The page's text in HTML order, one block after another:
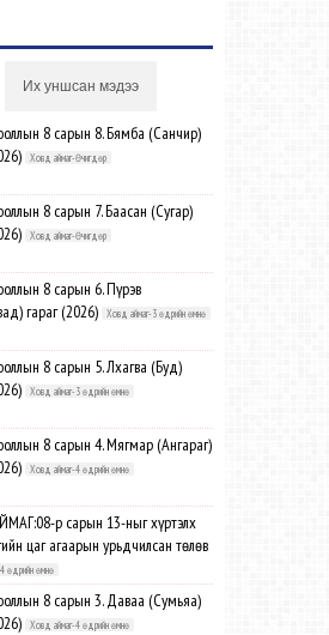
Их уншсан мэдээ
8 сарын 8. Бямба (Санчир)
Ховд аймаг-Өчигдөр
8 сарын 7. Баасан (Сугар)
Ховд аймаг-Өчигдөр
8 сарын 6. Пүрэв
гараг (2026)
Ховд аймаг-3 өдрийн өмнө
8 сарын 5. Лхагва (Буд)
Ховд аймаг-3 өдрийн өмнө
8 сарын 4. Мягмар (Ангараг)
Ховд аймаг-4 өдрийн өмнө
р сарын 13-ныг хүртэлх
цаг агаарын урьдчилсан төлөв
өдрийн өмнө
8 сарын 3. Даваа (Сумьяа)
Ховд аймаг-4 өдрийн өмнө